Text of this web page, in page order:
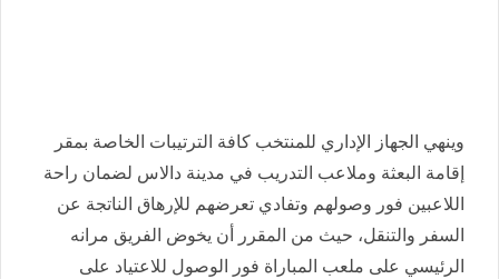
وينهي الجهاز الإداري للمنتخب كافة الترتيبات الخاصة بمقر
إقامة البعثة وملاعب التدريب في مدينة دالاس لضمان راحة
اللاعبين فور وصولهم وتفادي تعرضهم للإرهاق الناتجة عن
السفر والتنقل، حيث من المقرر أن يخوض الفريق مرانه
الرئيسي على ملعب المباراة فور الوصول للاعتياد على